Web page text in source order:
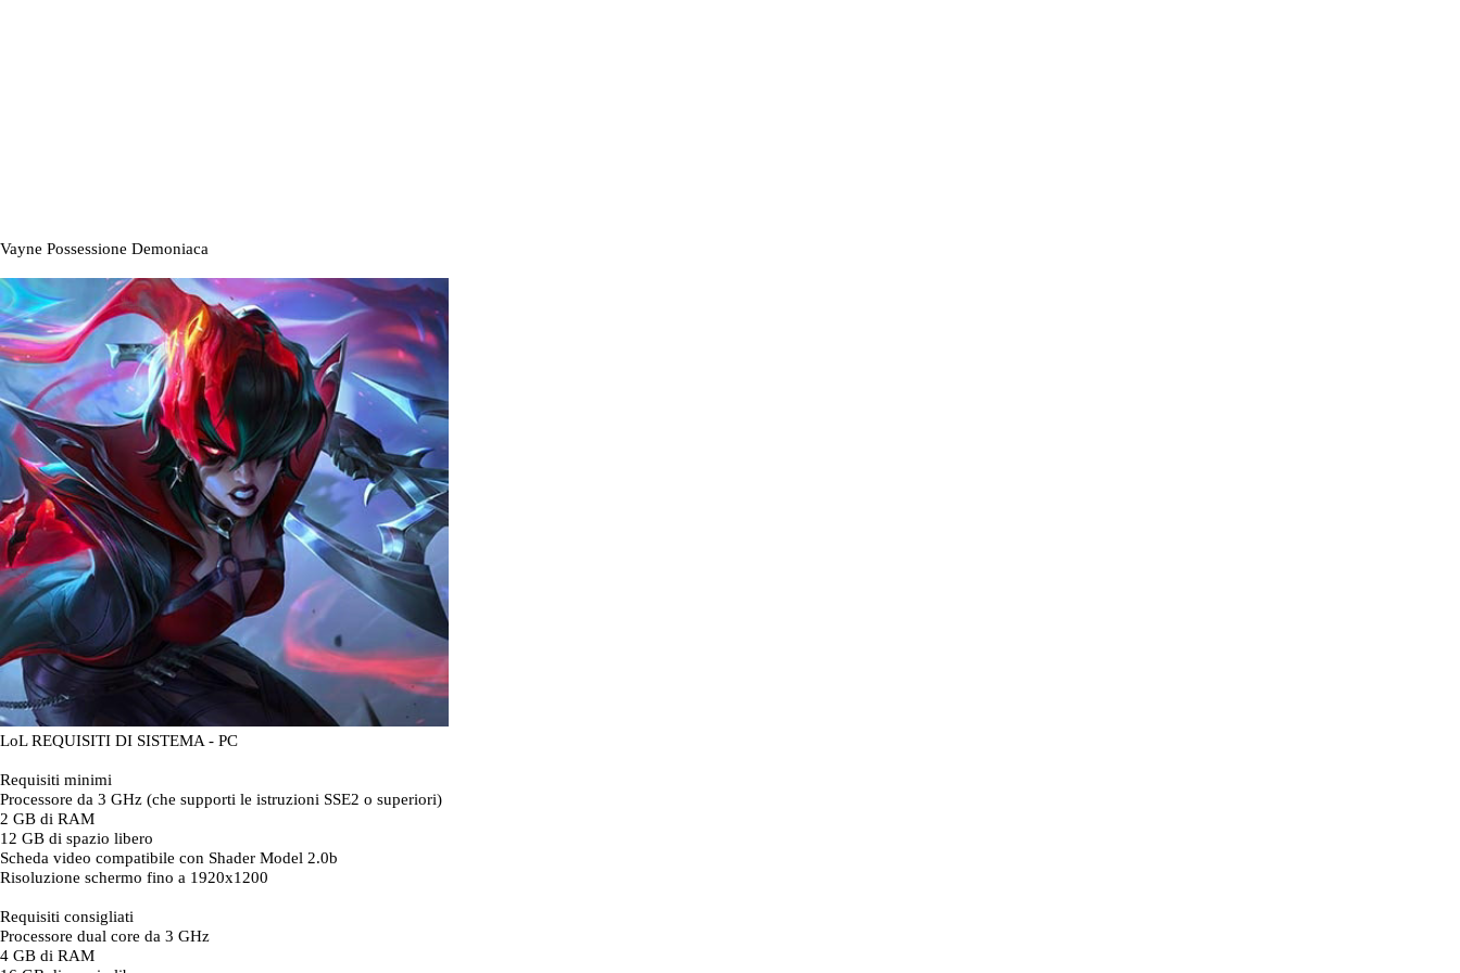
Vayne Possessione Demoniaca
LoL REQUISITI DI SISTEMA - PC
Requisiti minimi
Processore da 3 GHz (che supporti le istruzioni SSE2 o superiori)
2 GB di RAM
12 GB di spazio libero
Scheda video compatibile con Shader Model 2.0b
Risoluzione schermo fino a 1920x1200
Requisiti consigliati
Processore dual core da 3 GHz
4 GB di RAM